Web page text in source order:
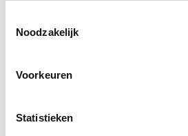
Noodzakelijk
Voorkeuren
Statistieken